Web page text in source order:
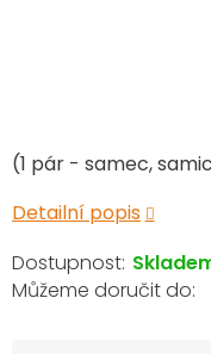
(1 pár - samec,
Detailní popis